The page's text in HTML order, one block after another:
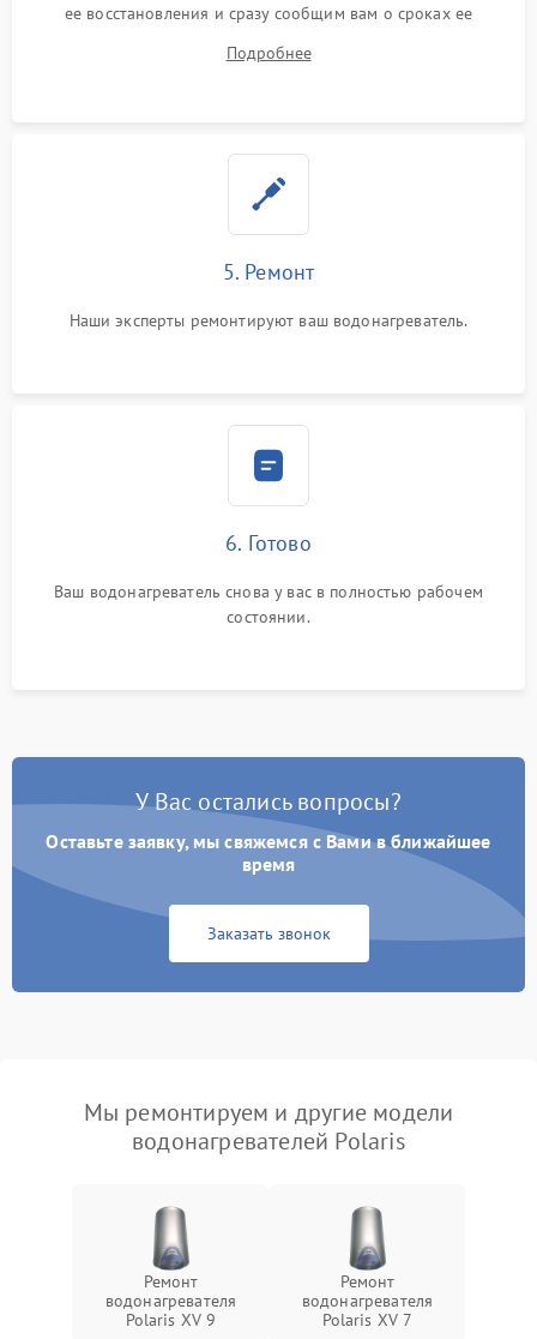
ее восстановления и сразу сообщим вам о сроках ее
Подробнее
5. Ремонт
Наши эксперты ремонтируют ваш водонагреватель.
6. Готово
Ваш водонагреватель снова у вас в полностью рабочем
состоянии.
У Вас остались вопросы?
Оставьте заявку, мы свяжемся с Вами в ближайшее
время
Заказать звонок
Мы ремонтируем и другие модели
водонагревателей Polaris
Ремонт
водонагревателя
Polaris XV 9
Ремонт
водонагревателя
Polaris XV 7